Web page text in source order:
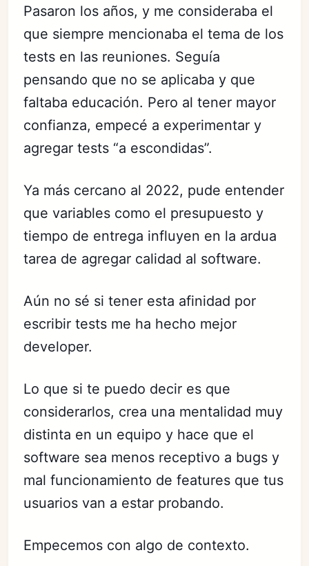
Pasaron los años, y me consideraba el
que siempre mencionaba el tema de los
tests en las reuniones. Seguía
pensando que no se aplicaba y que
faltaba educación. Pero al tener mayor
confianza, empecé a experimentar y
agregar tests “a escondidas”.
Ya más cercano al 2022, pude entender
que variables como el presupuesto y
tiempo de entrega influyen en la ardua
tarea de agregar calidad al software.
Aún no sé si tener esta afinidad por
escribir tests me ha hecho mejor
developer.
Lo que si te puedo decir es que
considerarlos, crea una mentalidad muy
distinta en un equipo y hace que el
software sea menos receptivo a bugs y
mal funcionamiento de features que tus
usuarios van a estar probando.
Empecemos con algo de contexto.